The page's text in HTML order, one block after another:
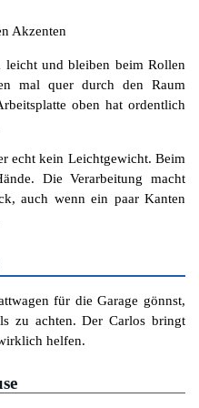
Akzenten
leicht und bleiben beim Rollen
mal quer durch den Raum
oben hat ordentlich
echt kein Leichtgewicht. Beim
Die Verarbeitung macht
auch wenn ein paar Kanten
für die Garage gönnst,
zu achten. Der Carlos bringt
helfen.